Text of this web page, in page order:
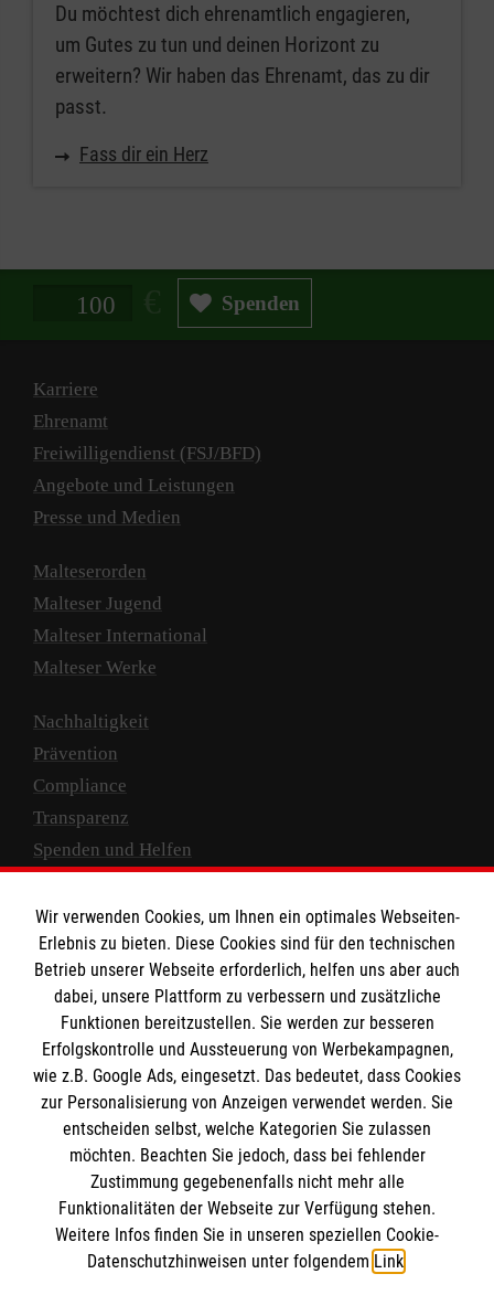
Du möchtest dich ehrenamtlich engagieren,
um Gutes zu tun und deinen Horizont zu
erweitern? Wir haben das Ehrenamt, das zu dir
passt.
Fass dir ein Herz
Spendenbetrag in Euro Spenden
Karriere
Ehrenamt
Freiwilligendienst (FSJ/BFD)
Angebote und Leistungen
Presse und Medien
Malteserorden
Malteser Jugend
Malteser International
Malteser Werke
Nachhaltigkeit
Prävention
Compliance
Transparenz
Spenden und Helfen
Empfänger: Malteser Hilfsdienst e.V.
IBAN: DE10 3706 0120 1201 2000 12
BIC: GENODED 1PA7
Newsletter abonnieren
Wir verwenden Cookies, um Ihnen ein optimales Webseiten-
Erlebnis zu bieten. Diese Cookies sind für den technischen
Betrieb unserer Webseite erforderlich, helfen uns aber auch
dabei, unsere Plattform zu verbessern und zusätzliche
Funktionen bereitzustellen. Sie werden zur besseren
Erfolgskontrolle und Aussteuerung von Werbekampagnen,
wie z.B. Google Ads, eingesetzt. Das bedeutet, dass Cookies
zur Personalisierung von Anzeigen verwendet werden. Sie
entscheiden selbst, welche Kategorien Sie zulassen
möchten. Beachten Sie jedoch, dass bei fehlender
Zustimmung gegebenenfalls nicht mehr alle
Funktionalitäten der Webseite zur Verfügung stehen.
Weitere Infos finden Sie in unseren speziellen Cookie-
Datenschutzhinweisen unter folgendem Link.